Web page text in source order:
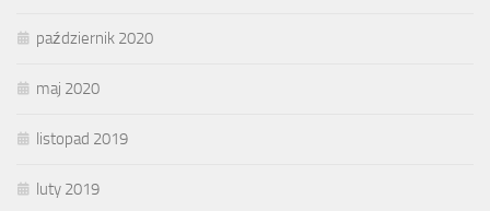
październik 2020
maj 2020
listopad 2019
luty 2019